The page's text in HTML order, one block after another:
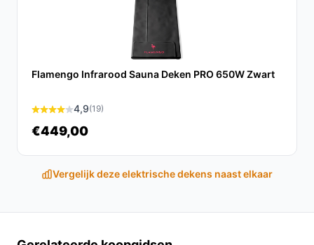
warmere, gezelligere slaapervaring.
Ontdek alle specificaties en vergelijk prijzen op
besteelektrischedeken.nl. Kies bewust wat perfect
past bij jouw behoeften!
Flamengo Infrarood Sauna Deken PRO 650W Zwart
4,9(19)
€449,00
Vergelijk deze elektrische dekens naast elkaar